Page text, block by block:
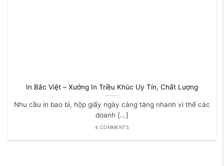
In Bắc Việt – Xưởng In Triều Khúc Uy Tín, Chất Lượng
Nhu cầu in bao bì, hộp giấy ngày càng tăng nhanh vì thế các
doanh [...]
4 COMMENTS